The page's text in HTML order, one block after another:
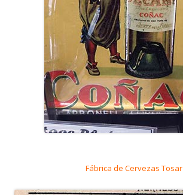
Fábrica de Cervezas Tosar